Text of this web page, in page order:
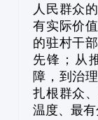
人民群众
有实际价
的驻村干
先锋；从
障，到治
扎根群众
温度、最有